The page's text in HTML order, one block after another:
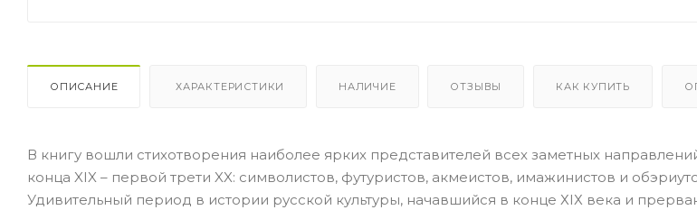
ОПИСАНИЕ ХАРАКТЕРИСТИКИ НАЛИЧИЕ ОТЗЫВЫ КАК КУПИТЬ
В книгу вошли стихотворения наиболее ярких представителей всех заметных
конца XIX – первой трети XX: символистов, футуристов, акмеистов, имажинистов и
Удивительный период в истории русской культуры, начавшийся в конце ХIХ века и